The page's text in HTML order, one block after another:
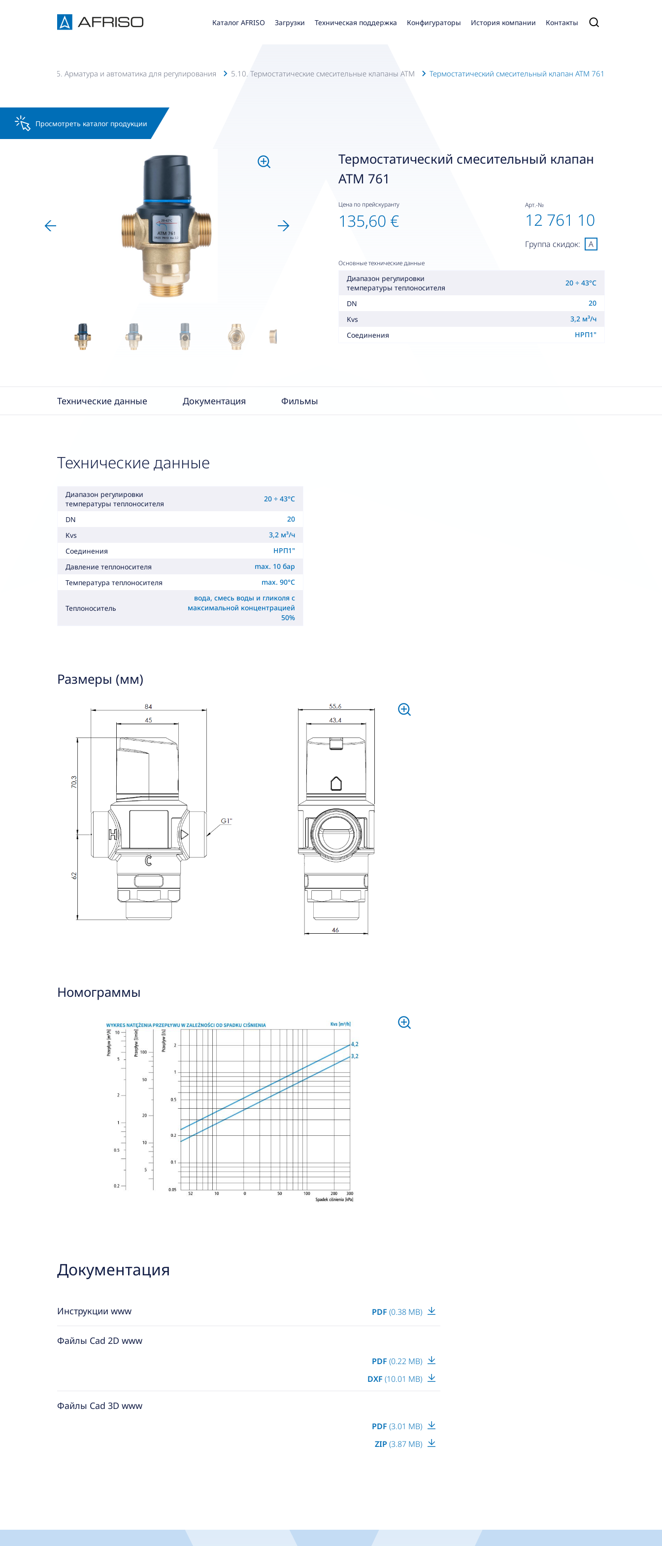
Каталог AFRISO Загрузки Техническая поддержка Конфигураторы История компании Контакты
5. Арматура и автоматика для регулирования 5.10. Термостатические смесительные клапаны ATM Термостатический смесительный клапан ATM 761
Просмотреть каталог продукции
Термостатический смесительный клапан
ATM 761
Цена по прейскуранту
135,60 €
Арт.-№
12 761 10
Группа скидок: A
Основные технические данные
Диапазон регулировки
температуры теплоносителя
20 ÷ 43°C
DN
20
Kvs
3,2 м³/ч
Соединения
НРП1"
Технические данные Документация Фильмы
Технические данные
Диапазон регулировки
температуры теплоносителя
20 ÷ 43°C
DN
20
Kvs
3,2 м³/ч
Соединения
НРП1"
Давление теплоносителя
max. 10 бар
Температура теплоносителя
max. 90°C
Теплоноситель
вода, смесь воды и гликоля с
максимальной концентрацией
50%
Размеры (мм)
Номограммы
Документация
Инструкции www PDF (0.38 MB)
Файлы Cad 2D www
PDF (0.22 MB)
DXF (10.01 MB)
Файлы Cad 3D www
PDF (3.01 MB)
ZIP (3.87 MB)